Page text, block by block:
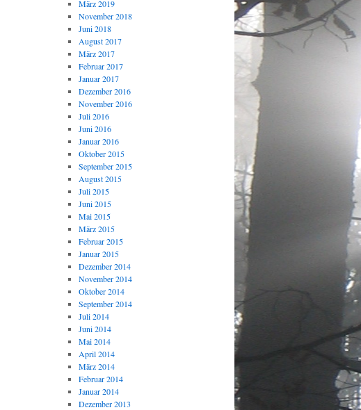
März 2019
November 2018
Juni 2018
August 2017
März 2017
Februar 2017
Januar 2017
Dezember 2016
November 2016
Juli 2016
Juni 2016
Januar 2016
Oktober 2015
September 2015
August 2015
Juli 2015
Juni 2015
Mai 2015
März 2015
Februar 2015
Januar 2015
Dezember 2014
November 2014
Oktober 2014
September 2014
Juli 2014
Juni 2014
Mai 2014
April 2014
März 2014
Februar 2014
Januar 2014
Dezember 2013